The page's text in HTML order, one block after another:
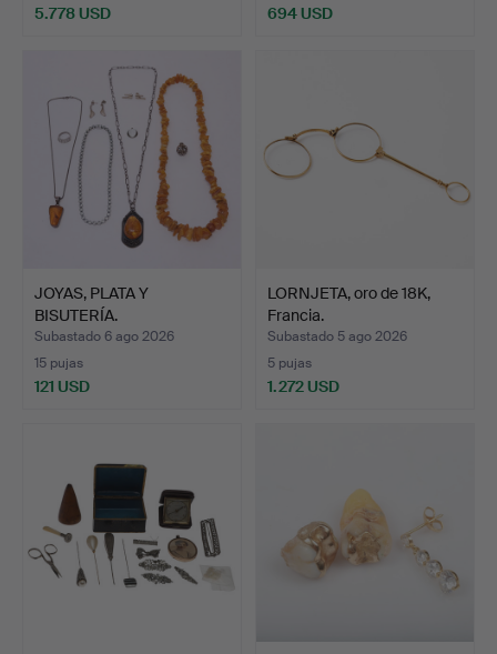
5.778 USD
seleccionado
694 USD
JOYAS, PLATA Y
BISUTERÍA.
Subastado 6 ago 2026
15 pujas
121 USD
LORNJETA, oro de 18K,
Francia.
Subastado 5 ago 2026
5 pujas
1.272 USD